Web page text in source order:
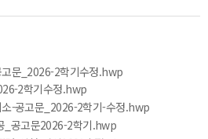
문_2026-2학기수정.hwp
2학기수정.hwp
-공고문_2026-2학기-수정.hwp
_공고문2026-2학기.hwp